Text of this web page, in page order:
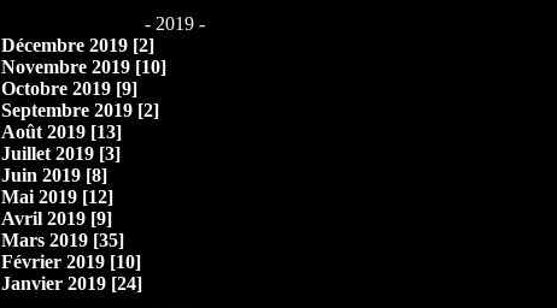
- 2019 -
Décembre 2019 [2]
Novembre 2019 [10]
Octobre 2019 [9]
Septembre 2019 [2]
Août 2019 [13]
Juillet 2019 [3]
Juin 2019 [8]
Mai 2019 [12]
Avril 2019 [9]
Mars 2019 [35]
Février 2019 [10]
Janvier 2019 [24]